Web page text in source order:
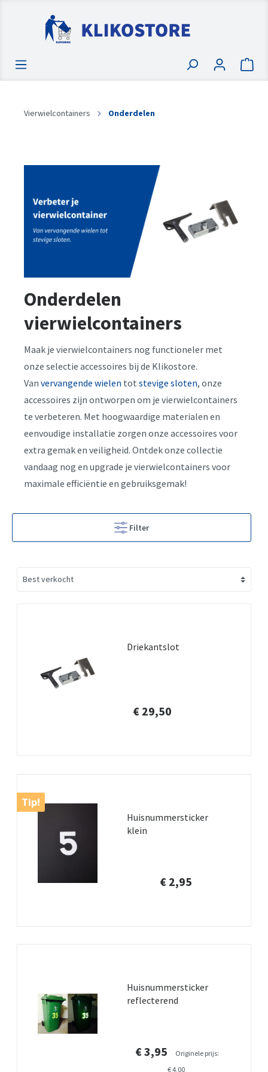
Vierwielcontainers Onderdelen
Onderdelen
vierwielcontainers
Maak je vierwielcontainers nog functioneler met
onze selectie accessoires bij de Klikostore.
Van vervangende wielen tot stevige sloten, onze
accessoires zijn ontworpen om je vierwielcontainers
te verbeteren. Met hoogwaardige materialen en
eenvoudige installatie zorgen onze accessoires voor
extra gemak en veiligheid. Ontdek onze collectie
vandaag nog en upgrade je vierwielcontainers voor
maximale efficiëntie en gebruiksgemak!
Filter
Driekantslot
€ 29,50
Tip!
Huisnummersticker
klein
€ 2,95
Huisnummersticker
reflecterend
€ 3,95
Originele prijs:
€ 4,00